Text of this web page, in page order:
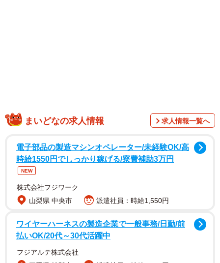
川で見つけた泥だらけの子猫
2023年9月、義姉が犬の散歩中に川で発見したのが、後に
「シナ」と名づけられる子猫でした。母猫がいるだろうと
思ってその場を離れたものの、翌日になっても同じ場所に
しました。
「体は泥だらけで、冷たくなっていたそうです。病院で体
まいどなの求人情報 求人情報一覧へ
電子部品の製造マシンオペレーター/未経験OK/高
時給1550円でしっかり稼げる/寮費補助3万円
NEW
株式会社フジワーク
山梨県 中央市
派遣社員：時給1,550円
ワイヤーハーネスの製造企業で一般事務/日勤/前
払いOK/20代～30代活躍中
フジアルテ株式会社